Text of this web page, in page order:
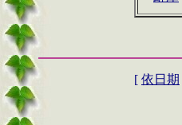
[ 依日期